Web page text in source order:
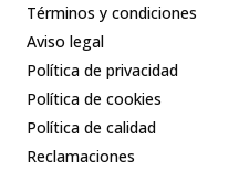
Términos y condiciones
Aviso legal
Política de privacidad
Política de cookies
Política de calidad
Reclamaciones